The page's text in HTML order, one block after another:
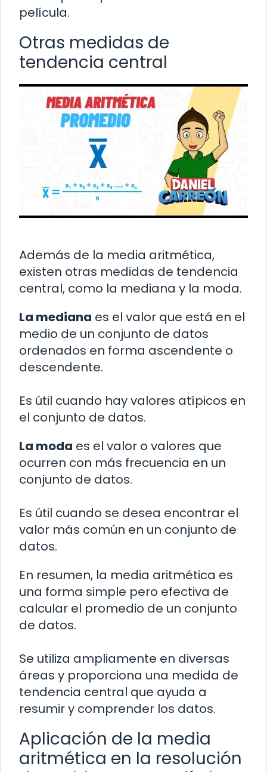
película.
Otras medidas de
tendencia central
Además de la media aritmética,
existen otras medidas de tendencia
central, como la mediana y la moda.
La mediana es el valor que está en el
medio de un conjunto de datos
ordenados en forma ascendente o
descendente.
Es útil cuando hay valores atípicos en
el conjunto de datos.
La moda es el valor o valores que
ocurren con más frecuencia en un
conjunto de datos.
Es útil cuando se desea encontrar el
valor más común en un conjunto de
datos.
En resumen, la media aritmética es
una forma simple pero efectiva de
calcular el promedio de un conjunto
de datos.
Se utiliza ampliamente en diversas
áreas y proporciona una medida de
tendencia central que ayuda a
resumir y comprender los datos.
Aplicación de la media
aritmética en la resolución